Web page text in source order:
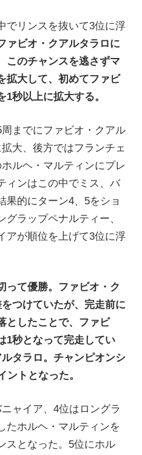
でリンスを抜いて3位に浮
ァビオ・クアルタラロに
このチャンスを逃さずマ
拡大して、初めてファビ
秒以上に拡大する。
までにファビオ・クアル
大、後方ではフランチェ
ルヘ・マルティンにプレ
ィンはこの中でミス、バ
果的にターン4、5をショ
ラップペナルティー、
アが順位を上げて3位に浮
って優勝。ファビオ・ク
つけていたが、完走前に
としたことで、ファビ
1秒となって完走してい
タラロ。チャンピオンシ
ントとなった。
ャイア、4位はロングラ
たホルヘ・マルティンを
スとなった。5位にホル